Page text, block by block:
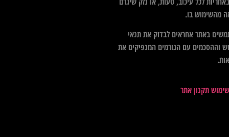
מהשימוש בו.
באתר אחראים לבדוק את תנאי
וההסכמים עם הגורמים המנפיקים את
תקנון אתר